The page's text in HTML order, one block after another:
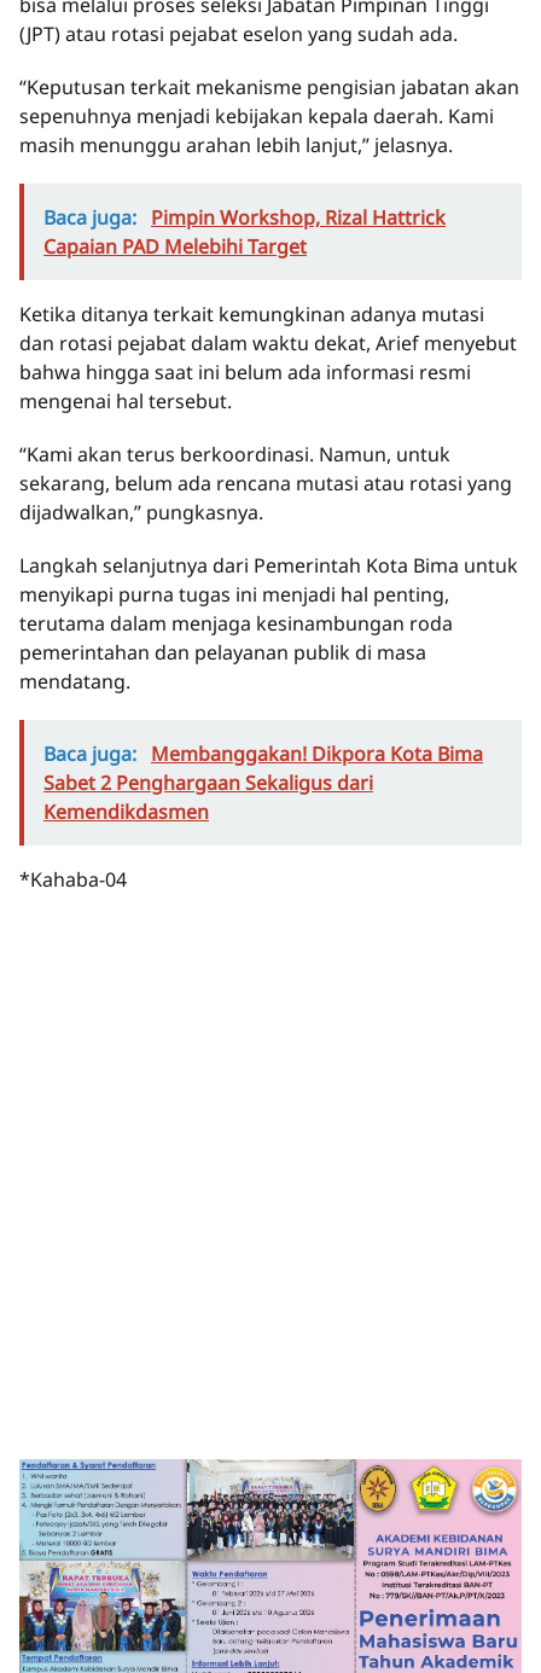
(JPT) atau rotasi pejabat eselon yang sudah ada.
“Keputusan terkait mekanisme pengisian jabatan akan
sepenuhnya menjadi kebijakan kepala daerah. Kami
masih menunggu arahan lebih lanjut,” jelasnya.
Baca juga: Pimpin Workshop, Rizal Hattrick
Capaian PAD Melebihi Target
Ketika ditanya terkait kemungkinan adanya mutasi
dan rotasi pejabat dalam waktu dekat, Arief menyebut
bahwa hingga saat ini belum ada informasi resmi
mengenai hal tersebut.
“Kami akan terus berkoordinasi. Namun, untuk
sekarang, belum ada rencana mutasi atau rotasi yang
dijadwalkan,” pungkasnya.
Langkah selanjutnya dari Pemerintah Kota Bima untuk
menyikapi purna tugas ini menjadi hal penting,
terutama dalam menjaga kesinambungan roda
pemerintahan dan pelayanan publik di masa
mendatang.
Baca juga: Membanggakan! Dikpora Kota Bima
Sabet 2 Penghargaan Sekaligus dari
Kemendikdasmen
*Kahaba-04